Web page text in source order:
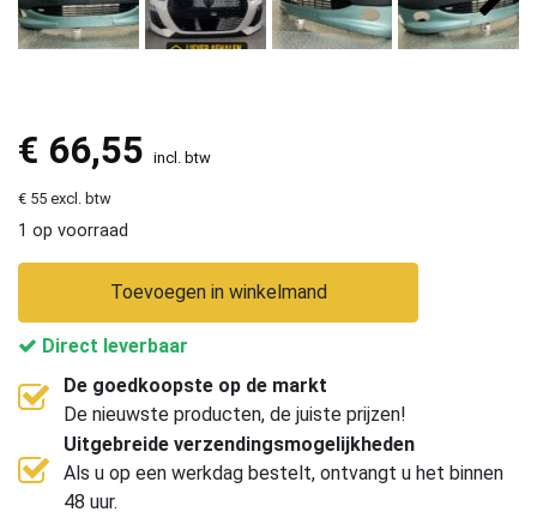
€ 66,55 incl. btw
€ 55 excl. btw
1 op voorraad
Toevoegen in winkelmand
Direct leverbaar
De goedkoopste op de markt
De nieuwste producten, de juiste prijzen!
Uitgebreide verzendingsmogelijkheden
Als u op een werkdag bestelt, ontvangt u het binnen
48 uur.